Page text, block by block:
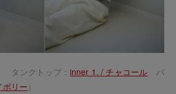
タンクトップ： inner 1. / チャコール パ
リー ）